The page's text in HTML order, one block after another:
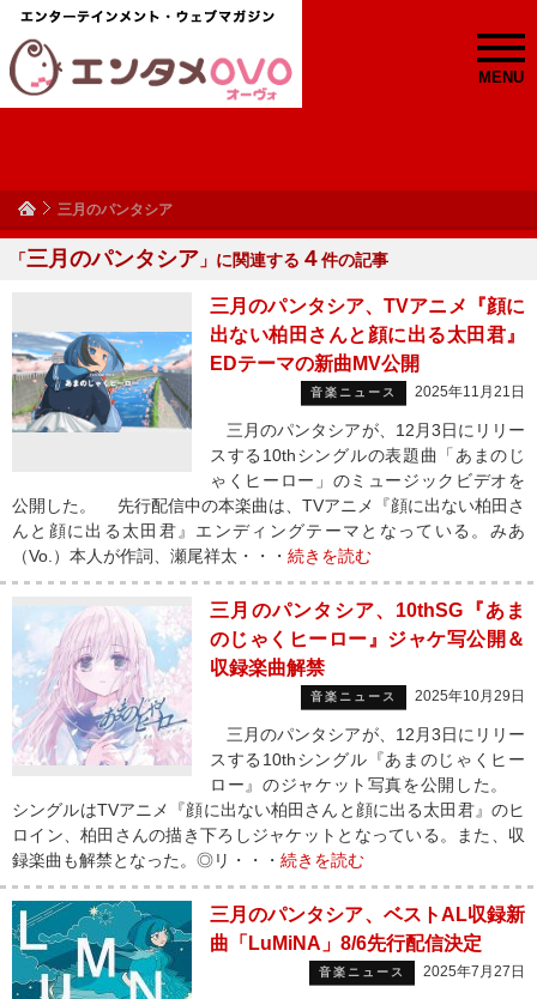
MENU
三月のパンタシア
「三月のパンタシア 」に関連する ４件の記事
三月のパンタシア、TVアニメ『顔に
出ない柏田さんと顔に出る太田君』
EDテーマの新曲MV公開
音楽ニュース 2025年11月21日
三月のパンタシアが、12月3日にリリー
スする10thシングルの表題曲「あまのじ
ゃくヒーロー」のミュージックビデオを
公開した。 先行配信中の本楽曲は、TVアニメ『顔に出ない柏田さ
んと顔に出る太田君』エンディングテーマとなっている。みあ
（Vo.）本人が作詞、瀬尾祥太・・・ 続きを読む
三月のパンタシア、10thSG『あま
のじゃくヒーロー』ジャケ写公開＆
収録楽曲解禁
音楽ニュース 2025年10月29日
三月のパンタシアが、12月3日にリリー
スする10thシングル『あまのじゃくヒー
ロー』のジャケット写真を公開した。
シングルはTVアニメ『顔に出ない柏田さんと顔に出る太田君』のヒ
ロイン、柏田さんの描き下ろしジャケットとなっている。また、収
録楽曲も解禁となった。◎リ・・・ 続きを読む
三月のパンタシア、ベストAL収録新
曲「LuMiNA」8/6先行配信決定
音楽ニュース 2025年7月27日